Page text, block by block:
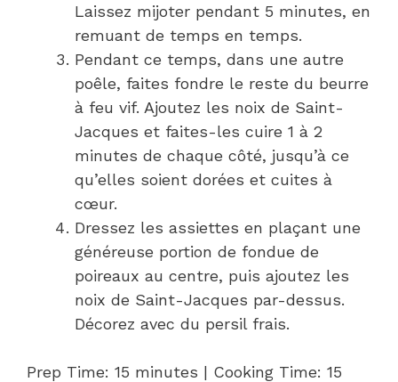
Laissez mijoter pendant 5 minutes, en
remuant de temps en temps.
Pendant ce temps, dans une autre
poêle, faites fondre le reste du beurre
à feu vif. Ajoutez les noix de Saint-
Jacques et faites-les cuire 1 à 2
minutes de chaque côté, jusqu’à ce
qu’elles soient dorées et cuites à
cœur.
Dressez les assiettes en plaçant une
généreuse portion de fondue de
poireaux au centre, puis ajoutez les
noix de Saint-Jacques par-dessus.
Décorez avec du persil frais.
Prep Time: 15 minutes | Cooking Time: 15